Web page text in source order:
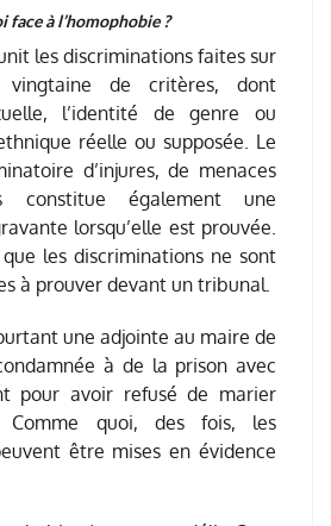
face à l’homophobie ?
les discriminations faites sur
vingtaine de critères, dont
l’identité de genre ou
réelle ou supposée. Le
d’injures, de menaces
constitue également une
lorsqu’elle est prouvée.
les discriminations ne sont
à prouver devant un tribunal.
une adjointe au maire de
à de la prison avec
pour avoir refusé de marier
Comme quoi, des fois, les
être mises en évidence